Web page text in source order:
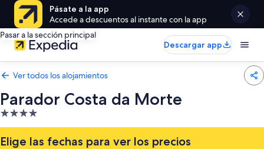
Pásate a la app
Accede a descuentos al instante con la app
Pasar a la sección principal
Descargar app
Ver todos los alojamientos
Parador Costa da Morte
Alojamiento
de
4.0 estrellas
Elige las fechas para ver los precios